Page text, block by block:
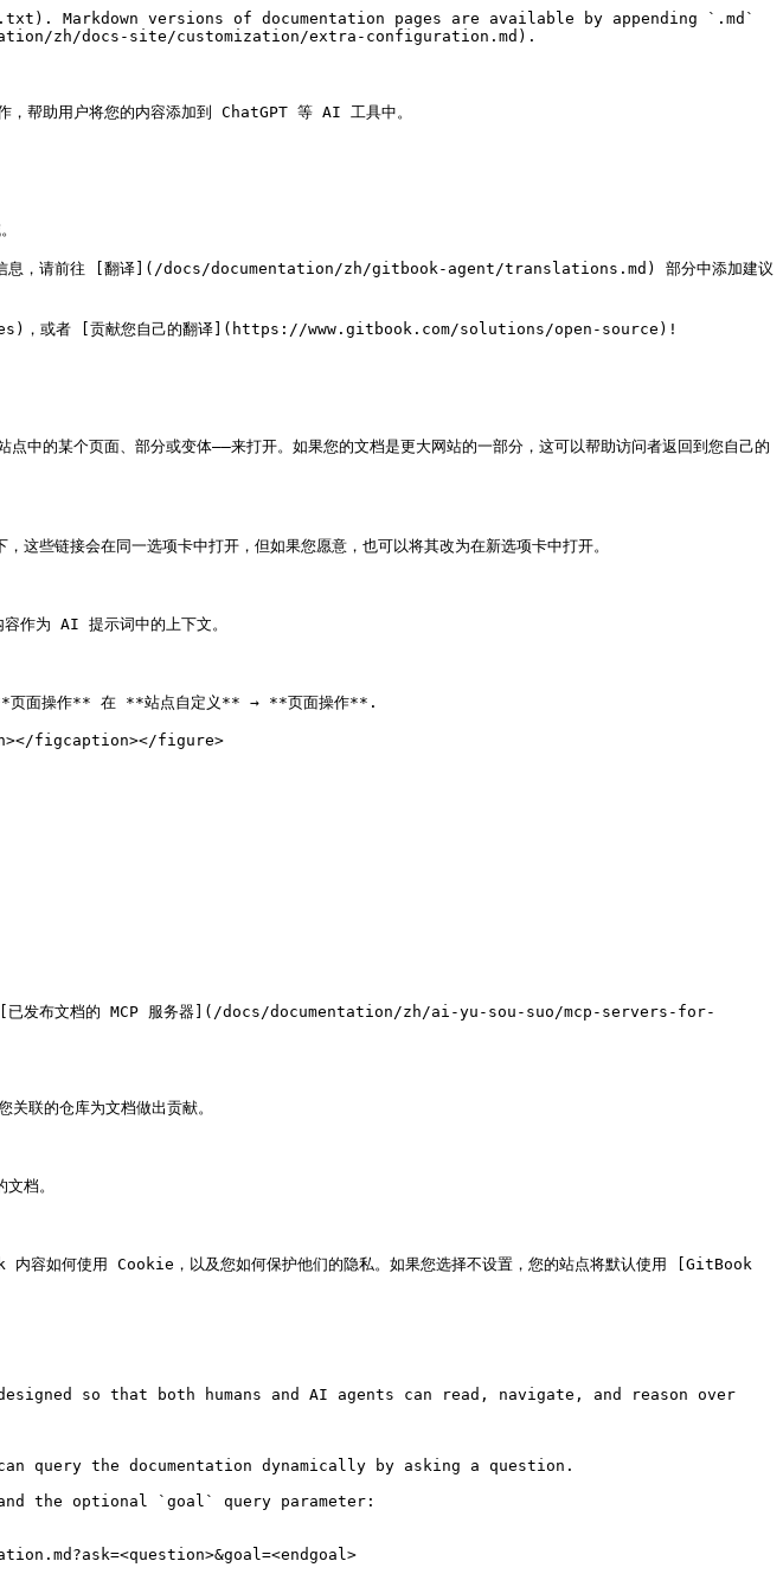
Markdown versions of documentation pages are available by appending `.md`
zh/docs-site/customization/extra-configuration.md).
，帮助用户将您的内容添加到 ChatGPT 等 AI 工具中。
更多信息，请前往 [翻译](/docs/documentation/zh/gitbook-agent/translations.md) 部分中添加建议
，或者 [贡献您自己的翻译](https://www.gitbook.com/solutions/open-source)!
中的某个页面、部分或变体——来打开。如果您的文档是更大网站的一部分，这可以帮助访问者返回到您自己的
链接会在同一选项卡中打开，但如果您愿意，也可以将其改为在新选项卡中打开。
容作为 AI 提示词中的上下文。
**页面操作** 在 **站点自定义** → **页面操作**.
figcaption></figure>
参见 [已发布文档的 MCP 服务器](/docs/documentation/zh/ai-yu-sou-suo/mcp-servers-for-
联的仓库为文档做出贡献。
档。
如何使用 Cookie，以及您如何保护他们的隐私。如果您选择不设置，您的站点将默认使用 [GitBook
so that both humans and AI agents can read, navigate, and reason over
the documentation dynamically by asking a question.
the optional `goal` query parameter: